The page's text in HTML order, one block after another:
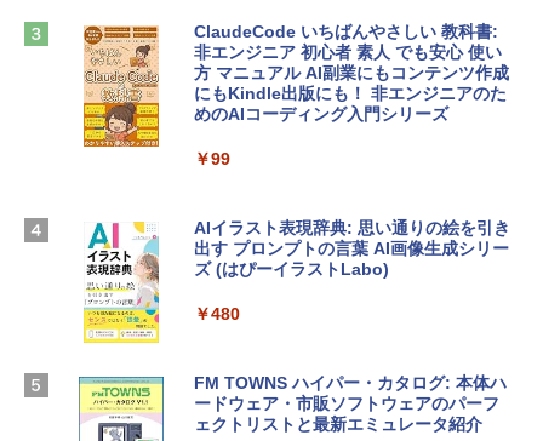
￥2,952
Apple 2026 MacBook Air M5チップ搭載
13インチノートブック：AIとApple Intell
スプレイ、16GBユニファイドメモリ、1
D - ミッドナイト
￥278,800
SSD インテル Core 5
￥129,800
Robloxギフトカード - 2,000 Robux 【限
定バーチャルアイテムを含む】 【オンラ
インゲームコード】 ロブロックス | オン
Microsoft Office Home & Business 202
4(最新 永続版)|オンラインコード版|Wind
Windows版 | Minecraft (マインクラフ
ト): Java & Bedrock Edition | オンライ
ClaudeCode いちばんやさしい 教科書:
非エンジニア 初心者 素人 でも安心 使い
方 マニュアル AI副業にもコンテンツ作成
にもKindle出版にも！ 非エンジニアのた
めのAIコーディング入門シリーズ
￥99
AIイラスト表現辞典: 思い通りの絵を引き
出す プロンプトの言葉 AI画像生成シリー
ズ (はぴーイラストLabo)
￥480
FM TOWNS ハイパー・カタログ: 本体ハ
ードウェア・市販ソフトウェアのパーフ
ェクトリストと最新エミュレータ紹介